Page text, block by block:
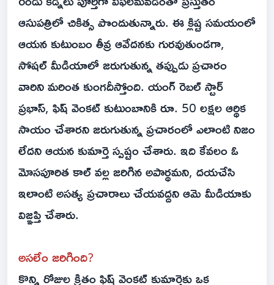
ఆసుపత్రిలో చికిత్స పొందుతున్నారు. ఈ క్లిష్ట సమయంలో
ఆయన కుటుంబం తీవ్ర ఆవేదనకు గురవుతుండగా,
సోషల్ మీడియాలో జరుగుతున్న తప్పుడు ప్రచారం
వారిని మరింత కుంగదీస్తోంది. యంగ్ రెబల్ స్టార్
ప్రభాస్, ఫిష్ వెంకట్ కుటుంబానికి రూ. 50 లక్షల ఆర్థిక
సాయం చేశారని జరుగుతున్న ప్రచారంలో ఎలాంటి నిజం
లేదని ఆయన కుమార్తె స్పష్టం చేశారు. ఇది కేవలం ఓ
మోసపూరిత కాల్ వల్ల జరిగిన అపార్థమని, దయచేసి
ఇలాంటి అసత్య ప్రచారాలు చేయవద్దని ఆమె మీడియాకు
విజ్ఞప్తి చేశారు.
అసలేం జరిగింది?
కొన్ని రోజుల క్రితం ఫిష్ వెంకట్ కుమార్తెకు ఒక